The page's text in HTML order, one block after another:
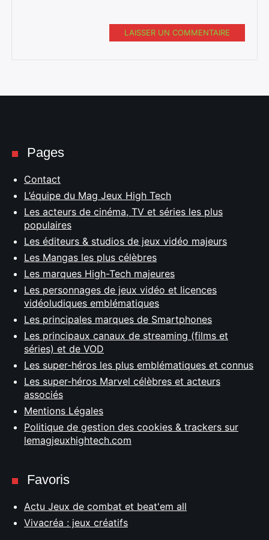
LAISSER UN COMMENTAIRE
Pages
Contact
L’équipe du Mag Jeux High Tech
Les acteurs de cinéma, TV et séries les plus
populaires
Les éditeurs & studios de jeux vidéo majeurs
Les Mangas les plus célèbres
Les marques High-Tech majeures
Les personnages de jeux vidéo et licences
vidéoludiques emblématiques
Les principales marques de Smartphones
Les principaux canaux de streaming (films et
séries) et de VOD
Les super-héros les plus emblématiques et connus
Les super-héros Marvel célèbres et acteurs
associés
Mentions Légales
Politique de gestion des cookies & trackers sur
lemagjeuxhightech.com
Favoris
Actu Jeux de combat et beat'em all
Vivacréa : jeux créatifs